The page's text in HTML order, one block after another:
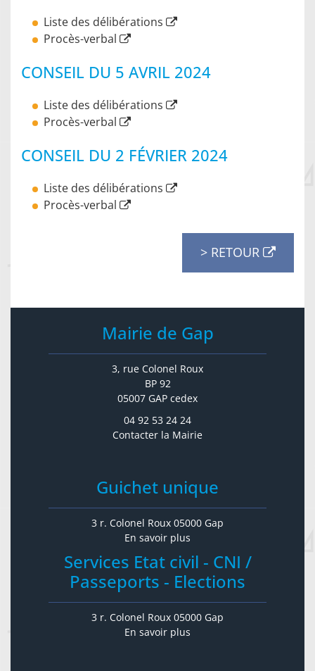
Liste des délibérations
Procès-verbal
CONSEIL DU 5 AVRIL 2024
Liste des délibérations
Procès-verbal
CONSEIL DU 2 FÉVRIER 2024
Liste des délibérations
Procès-verbal
> RETOUR
Mairie de Gap
3, rue Colonel Roux
BP 92
05007 GAP cedex
04 92 53 24 24
Contacter la Mairie
Guichet unique
3 r. Colonel Roux 05000 Gap
En savoir plus
Services Etat civil - CNI /
Passeports - Elections
3 r. Colonel Roux 05000 Gap
En savoir plus